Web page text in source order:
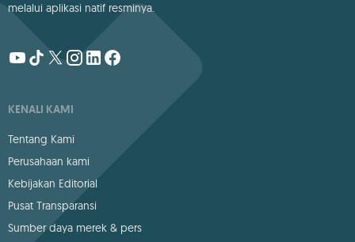
melalui aplikasi natif resminya.
KENALI KAMI
Tentang Kami
Perusahaan kami
Kebijakan Editorial
Pusat Transparansi
Sumber daya merek & pers